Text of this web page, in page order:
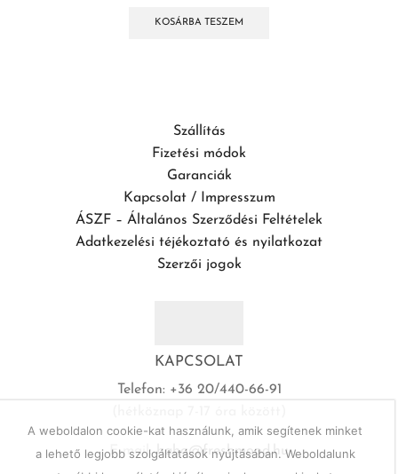
KOSÁRBA TESZEM
Szállítás
Fizetési módok
Garanciák
Kapcsolat / Impresszum
ÁSZF – Általános Szerződési Feltételek
Adatkezelési téjékoztató és nyilatkozat
Szerzői jogok
KAPCSOLAT
Telefon: +36 20/440-66-91
E-mail:haho@freshmood.hu
A weboldalon cookie-kat használunk, amik segítenek minket
a lehető legjobb szolgáltatások nyújtásában. Weboldalunk